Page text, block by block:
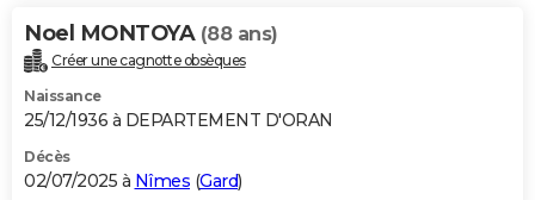
Noel MONTOYA (88 ans)
Créer une cagnotte obsèques
Naissance
25/12/1936 à DEPARTEMENT D'ORAN
Décès
02/07/2025 à Nîmes (Gard)